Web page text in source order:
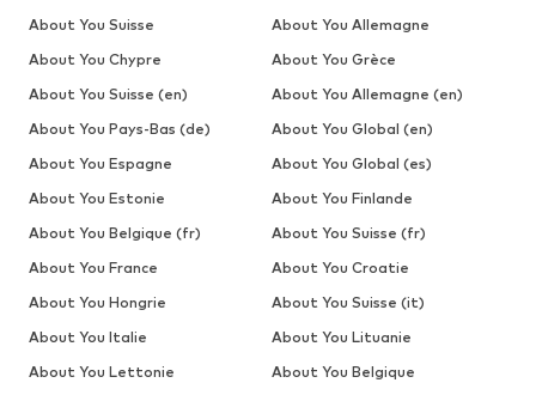
About You Suisse
About You Allemagne
About You Chypre
About You Grèce
About You Suisse (en)
About You Allemagne (en)
About You Pays-Bas (de)
About You Global (en)
About You Espagne
About You Global (es)
About You Estonie
About You Finlande
About You Belgique (fr)
About You Suisse (fr)
About You France
About You Croatie
About You Hongrie
About You Suisse (it)
About You Italie
About You Lituanie
About You Lettonie
About You Belgique